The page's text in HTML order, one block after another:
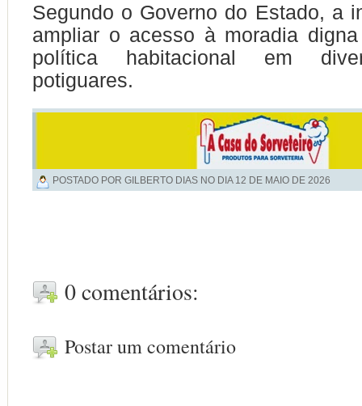
Segundo o Governo do Estado, a
ampliar o acesso à moradia
política habitacional em
potiguares.
POSTADO POR GILBERTO DIAS NO DIA 12 DE MAIO DE 2026
0 comentários:
Postar um comentário